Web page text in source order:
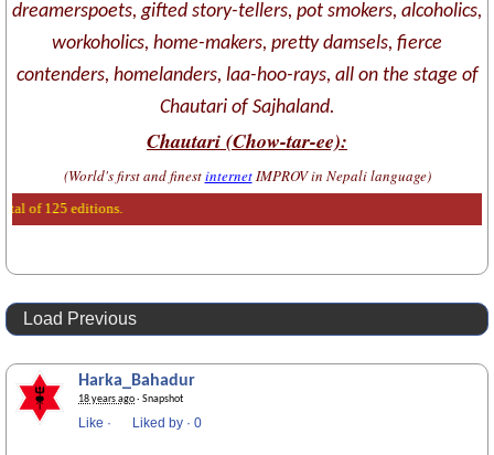
dreamerspoets, gifted story-tellers, pot smokers, alcoholics,
workoholics, home-makers, pretty damsels, fierce
contenders, homelanders, laa-hoo-rays, all on the stage of
Chautari of Sajhaland.
Chautari (Chow-tar-ee):
(World's first and finestinternetIMPROV in Nepali language)
of 125 editions.
Load Previous
Harka_Bahadur
18 years ago· Snapshot
Like · Liked by · 0